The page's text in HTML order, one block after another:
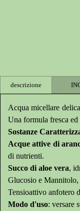
descrizione
Acqua micellare
Una formula fresca
Sostanze
Acque attive di
di nutrienti.
Succo di aloe vera,
Glucosio e
Tensioattivo anfotero
Modo d'uso: versare